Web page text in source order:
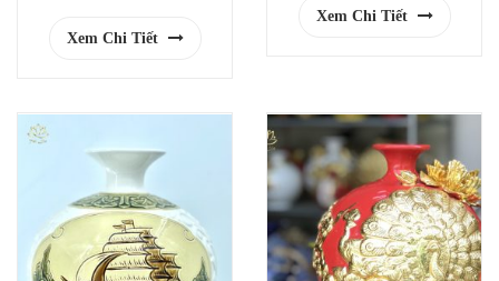
Xem Chi Tiết
Xem Chi Tiết